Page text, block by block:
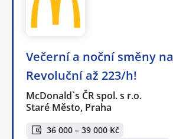
Večerní a noční směny na
Revoluční až 223/h!
McDonald`s ČR spol. s r.o.
Staré Město, Praha
36 000 – 39 000 Kč